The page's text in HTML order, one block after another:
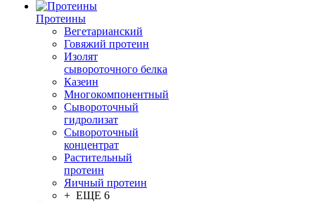
Протеины
Вегетарианский
Говяжий протеин
Изолят
сывороточного белка
Казеин
Многокомпонентный
Сывороточный
гидролизат
Сывороточный
концентрат
Растительный
протеин
Яичный протеин
+ ЕЩЕ 6